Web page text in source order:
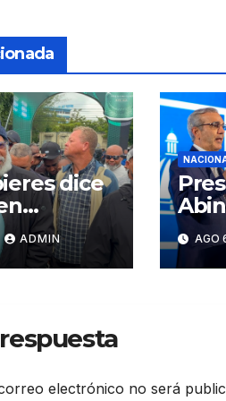
dice
evita
ADMIN
enAGO
electrónico no será